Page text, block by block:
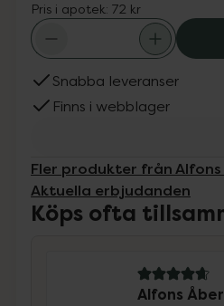
Pris i apotek: 72 kr
Snabba leveranser
Finns i webblager
Fler produkter från
Aktuella erbjudanden
Köps ofta
4.7 av 5 i
Alfons